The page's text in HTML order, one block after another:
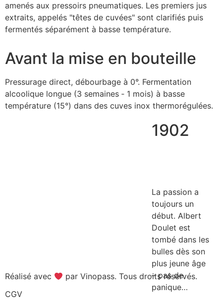
LIRE
PLUS
1902
La passion a
toujours un
début. Albert
Doulet est
tombé dans les
bulles dès son
plus jeune âge
– pas de
panique…
amenés aux pressoirs pneumatiques. Les premiers jus
extraits, appelés "têtes de cuvées" sont clarifiés puis
fermentés séparément à basse température.
Avant la mise en bouteille
Pressurage direct, débourbage à 0°. Fermentation
alcoolique longue (3 semaines ‐ 1 mois) à basse
température (15°) dans des cuves inox thermorégulées.
Réalisé avec
par Vinopass. Tous droits réservés.
CGV